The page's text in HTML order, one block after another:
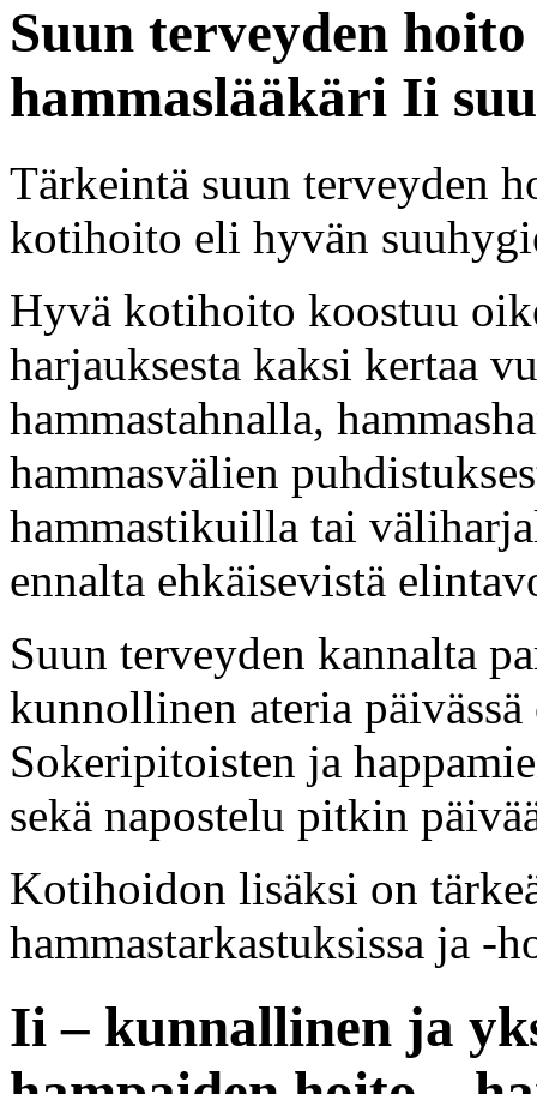
Suun terveyden
hammaslääkäri Ii
Tärkeintä suun terveyden
kotihoito eli hyvän
Hyvä kotihoito koostuu
harjauksesta kaksi kertaa
hammastahnalla,
hammasvälien
hammastikuilla tai
ennalta ehkäisevistä
Suun terveyden kannalta
kunnollinen ateria
Sokeripitoisten ja
sekä napostelu pitkin
Kotihoidon lisäksi on
hammastarkastuksissa ja -
Ii – kunnallinen ja